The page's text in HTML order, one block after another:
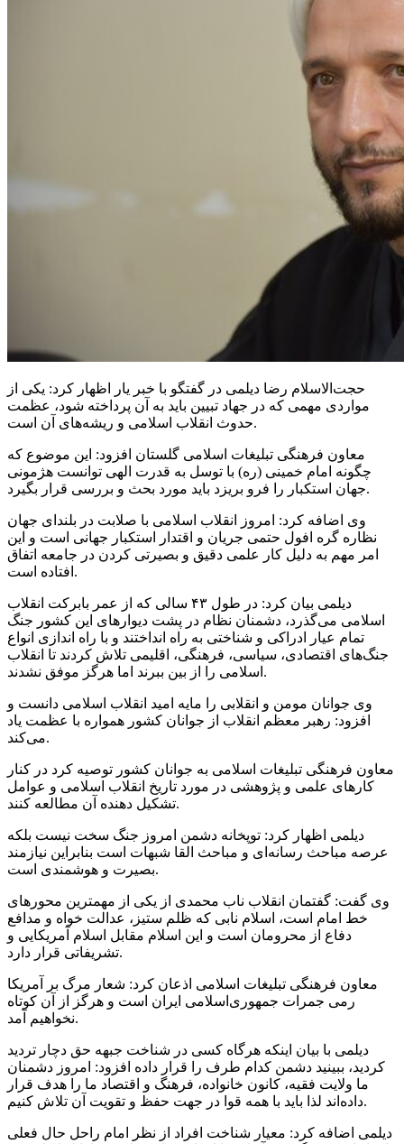
حجت‌الاسلام رضا دیلمی در گفتگو با خبر یار اظهار کرد: یکی از
مواردی مهمی که در جهاد تبیین باید به آن پرداخته شود، عظمت
حدوث انقلاب اسلامی و ریشه‌های آن است.
معاون فرهنگی تبلیغات اسلامی گلستان افزود: این موضوع که
چگونه امام خمینی (ره) با توسل به قدرت الهی توانست هژمونی
جهان استکبار را فرو بریزد باید مورد بحث و بررسی قرار بگیرد.
وی اضافه کرد: امروز انقلاب اسلامی با صلابت در بلندای جهان
نظاره گره افول حتمی جریان و اقتدار استکبار جهانی است و این
امر مهم به دلیل کار علمی دقیق و بصیرتی کردن در جامعه اتفاق
افتاده است.
دیلمی بیان کرد: در طول ۴۳ سالی که از عمر بابرکت انقلاب
اسلامی می‌گذرد، دشمنان نظام در پشت دیوارهای این کشور جنگ
تمام عیار ادراکی و شناختی به راه انداختند و با راه اندازی انواع
جنگ‌های اقتصادی، سیاسی، فرهنگی، اقلیمی تلاش کردند تا انقلاب
اسلامی را از بین ببرند اما هرگز موفق نشدند.
وی جوانان مومن و انقلابی را مایه امید انقلاب اسلامی دانست و
افزود: رهبر معظم انقلاب از جوانان کشور همواره با عظمت یاد
می‌کند.
معاون فرهنگی تبلیغات اسلامی به جوانان کشور توصیه کرد در کنار
کارهای علمی و پژوهشی در مورد تاریخ انقلاب اسلامی و عوامل
تشکیل دهنده آن مطالعه کنند.
دیلمی اظهار کرد: توپخانه دشمن امروز جنگ سخت نیست بلکه
عرصه مباحث رسانه‌ای و مباحث القا شبهات است بنابراین نیازمند
بصیرت و هوشمندی است.
وی گفت: گفتمان انقلاب ناب محمدی از یکی از مهمترین محورهای
خط امام است، اسلام نابی که ظلم ستیز، عدالت خواه و مدافع
دفاع از محرومان است و این اسلام مقابل اسلام آمریکایی و
تشریفاتی قرار دارد.
معاون فرهنگی تبلیغات اسلامی اذعان کرد: شعار مرگ بر آمریکا
رمی جمرات جمهوری‌اسلامی ایران است و هرگز از آن کوتاه
نخواهیم آمد.
دیلمی با بیان اینکه هرگاه کسی در شناخت جبهه حق دچار تردید
کردید، ببینید دشمن کدام طرف را قرار داده افزود: امروز دشمنان
ما ولایت فقیه، کانون خانواده، فرهنگ و اقتصاد ما را هدف قرار
داده‌اند لذا باید با همه قوا در جهت حفظ و تقویت آن تلاش کنیم.
دیلمی اضافه کرد: معیار شناخت افراد از نظر امام راحل حال فعلی